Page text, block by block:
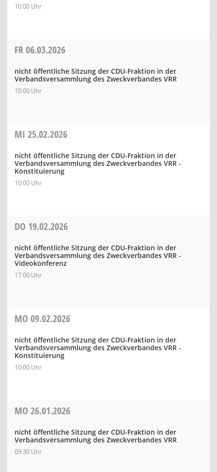
10:00 Uhr
FR06.03.2026
nicht öffentliche Sitzung der CDU-Fraktion in der
Verbandsversammlung des Zweckverbandes VRR
10:00 Uhr
MI 25.02.2026
nicht öffentliche Sitzung der CDU-Fraktion in der
Verbandsversammlung des Zweckverbandes VRR -
Konstituierung
10:00 Uhr
DO 19.02.2026
nicht öffentliche Sitzung der CDU-Fraktion in der
Verbandsversammlung des Zweckverbandes VRR -
Videokonferenz
17:00 Uhr
MO 09.02.2026
nicht öffentliche Sitzung der CDU-Fraktion in der
Verbandsversammlung des Zweckverbandes VRR -
Konstituierung
10:00 Uhr
MO 26.01.2026
nicht öffentliche Sitzung der CDU-Fraktion in der
Verbandsversammlung des Zweckverbandes VRR
09:30 Uhr